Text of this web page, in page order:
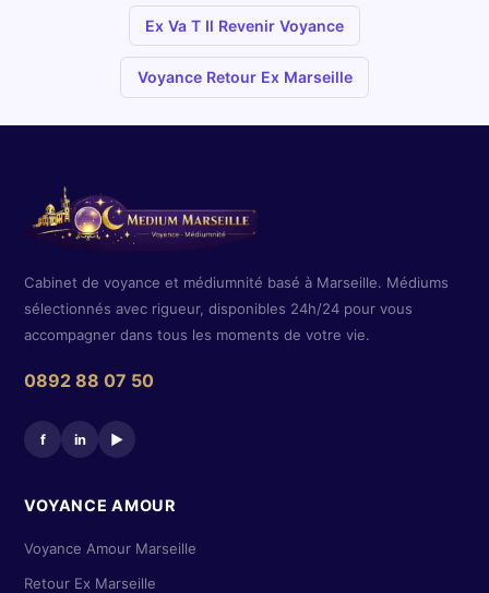
Ex Va T Il Revenir Voyance
Voyance Retour Ex Marseille
Cabinet de voyance et médiumnité basé à Marseille. Médiums
sélectionnés avec rigueur, disponibles 24h/24 pour vous
accompagner dans tous les moments de votre vie.
0892 88 07 50
f in ▶
VOYANCE AMOUR
Voyance Amour Marseille
Retour Ex Marseille